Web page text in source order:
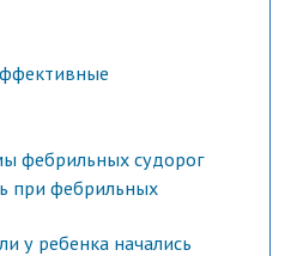
фебрильных судорог
при фебрильных
у ребенка начались